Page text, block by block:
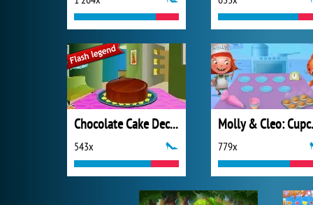
Chocolate Cake Decorating
543x 779x